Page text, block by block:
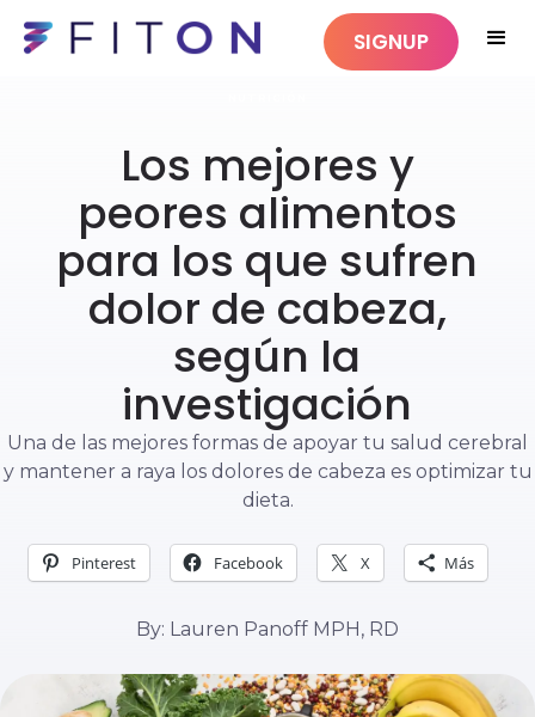
SIGNUP
Los mejores y
peores alimentos
para los que sufren
dolor de cabeza,
según la
investigación
Una de las mejores formas de apoyar tu salud cerebral
y mantener a raya los dolores de cabeza es optimizar tu
dieta.
Pinterest Facebook X Más
By: Lauren Panoff MPH, RD